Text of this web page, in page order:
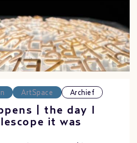
ArtSpace Archief
| the day I
it was